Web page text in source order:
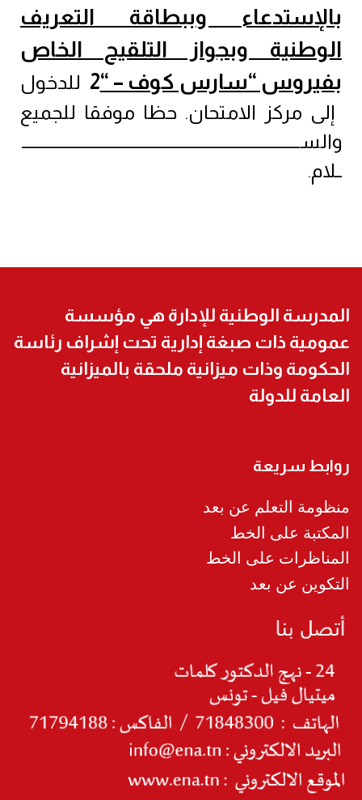
بالإستدعاء وببطاقة التعريف
الوطنية وبجواز التلقيح الخاص
بفيروس “سارس كوف – “2 للدخول
إلى مركز الامتحان. حظا موفقا للجميع
والســــــــــــــــــــــــــــــــــــــــــــــــــــــــــــــــــــــــــــــــــــــ
ــلام.
المدرسة الوطنية للإدارة هي مؤسسة
عمومية ذات صبغة إدارية تحت إشراف رئاسة
الحكومة وذات ميزانية ملحقة بالميزانية
العامة للدولة
روابط سريعة
منظومة التعلم عن بعد
المكتبة على الخط
المناظرات على الخط
التكوين عن بعد